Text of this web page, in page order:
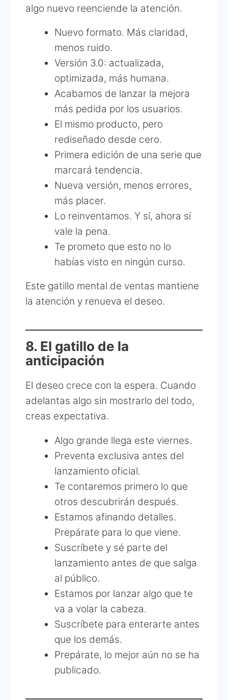
algo nuevo reenciende la atención.
Nuevo formato. Más claridad,
menos ruido.
Versión 3.0: actualizada,
optimizada, más humana.
Acabamos de lanzar la mejora
más pedida por los usuarios.
El mismo producto, pero
rediseñado desde cero.
Primera edición de una serie que
marcará tendencia.
Nueva versión, menos errores,
más placer.
Lo reinventamos. Y sí, ahora sí
vale la pena.
Te prometo que esto no lo
habías visto en ningún curso.
Este gatillo mental de ventas mantiene
la atención y renueva el deseo.
8. El gatillo de la
anticipación
El deseo crece con la espera. Cuando
adelantas algo sin mostrarlo del todo,
creas expectativa.
Algo grande llega este viernes.
Preventa exclusiva antes del
lanzamiento oficial.
Te contaremos primero lo que
otros descubrirán después.
Estamos afinando detalles.
Prepárate para lo que viene.
Suscríbete y sé parte del
lanzamiento antes de que salga
al público.
Estamos por lanzar algo que te
va a volar la cabeza.
Suscríbete para enterarte antes
que los demás.
Prepárate, lo mejor aún no se ha
publicado.